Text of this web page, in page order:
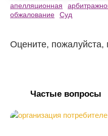
апелляционная
обжалование
Суд
Оцените, пожалуйста,
Частые вопросы